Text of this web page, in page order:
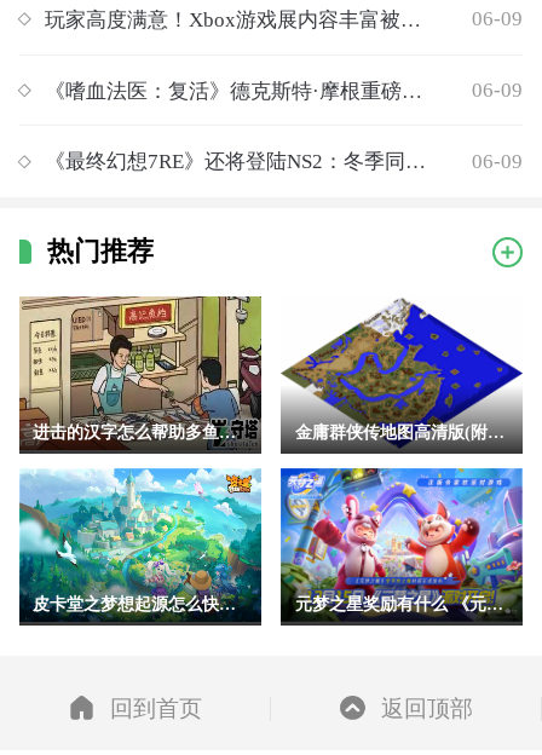
玩家高度满意！Xbox游戏展内容丰富被夸年度最佳 06-09
《嗜血法医：复活》德克斯特·摩根重磅回归 06-09
《最终幻想7RE》还将登陆NS2：冬季同步上线！ 06-09
热门推荐
进击的汉字怎么帮助多鱼完成挑战 进击的汉字助人为乐帮助多鱼完 金庸群侠传地图高清版(附地点详细坐标)
皮卡堂之梦想起源怎么快速升级 皮卡堂之梦想起源经验获得方式一 元梦之星奖励有什么 《元梦之星》预约奖励汇总及领取方法一览
回到首页 返回顶部